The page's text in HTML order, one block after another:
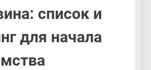
список и
для начала